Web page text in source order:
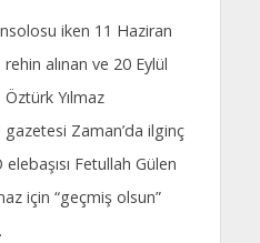
iken 11 Haziran
alınan ve 20 Eylül
Öztürk Yılmaz
Zaman’da ilginç
Fetullah Gülen
için “geçmiş olsun”